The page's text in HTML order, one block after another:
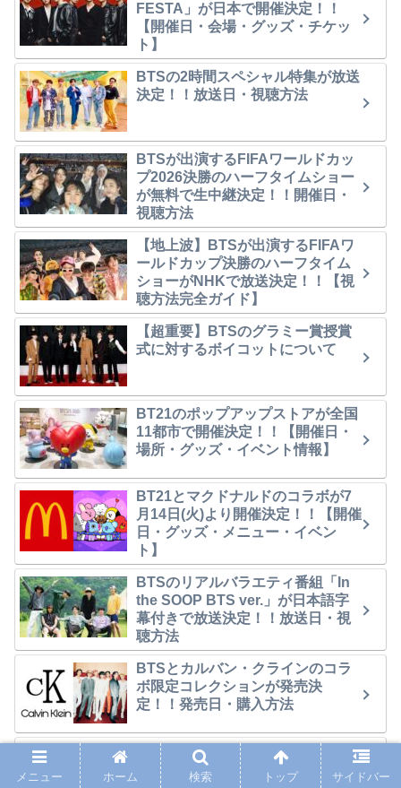
FESTA」が日本で開催決定！！
【開催日・会場・グッズ・チケッ
ト】
BTSの2時間スペシャル特集が放送
決定！！放送日・視聴方法
BTSが出演するFIFAワールドカッ
プ2026決勝のハーフタイムショー
が無料で生中継決定！！開催日・
視聴方法
【地上波】BTSが出演するFIFAワ
ールドカップ決勝のハーフタイム
ショーがNHKで放送決定！！【視
聴方法完全ガイド】
【超重要】BTSのグラミー賞授賞
式に対するボイコットについて
BT21のポップアップストアが全国
11都市で開催決定！！【開催日・
場所・グッズ・イベント情報】
BT21とマクドナルドのコラボが7
月14日(火)より開催決定！！【開催
日・グッズ・メニュー・イベン
ト】
BTSのリアルバラエティ番組「In
the SOOP BTS ver.」が日本語字
幕付きで放送決定！！放送日・視
聴方法
BTSとカルバン・クラインのコラ
ボ限定コレクションが発売決
定！！発売日・購入方法
BTSのポップアップストア
「ARIRANG POP-UP STORE」が
メニュー ホーム 検索 トップ サイドバー